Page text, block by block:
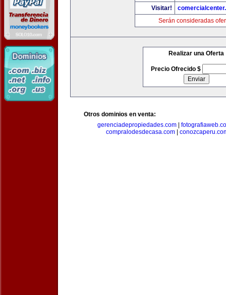
Visitar!
Serán consideradas
Realizar una Oferta
Precio Ofrecido $
Otros dominios en venta:
gerenciadepropiedades.com|
compralodesdecasa.com